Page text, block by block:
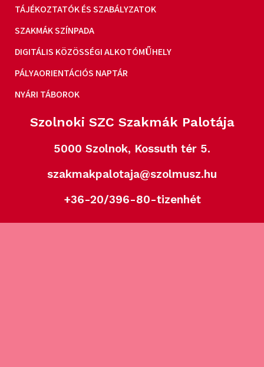
TÁJÉKOZTATÓK ÉS SZABÁLYZATOK
SZAKMÁK SZÍNPADA
DIGITÁLIS KÖZÖSSÉGI ALKOTÓMŰHELY
PÁLYAORIENTÁCIÓS NAPTÁR
NYÁRI TÁBOROK
Szolnoki SZC Szakmák Palotája
5000 Szolnok, Kossuth tér 5.
szakmakpalotaja@szolmusz.hu
+36-20/396-80-tizenhét